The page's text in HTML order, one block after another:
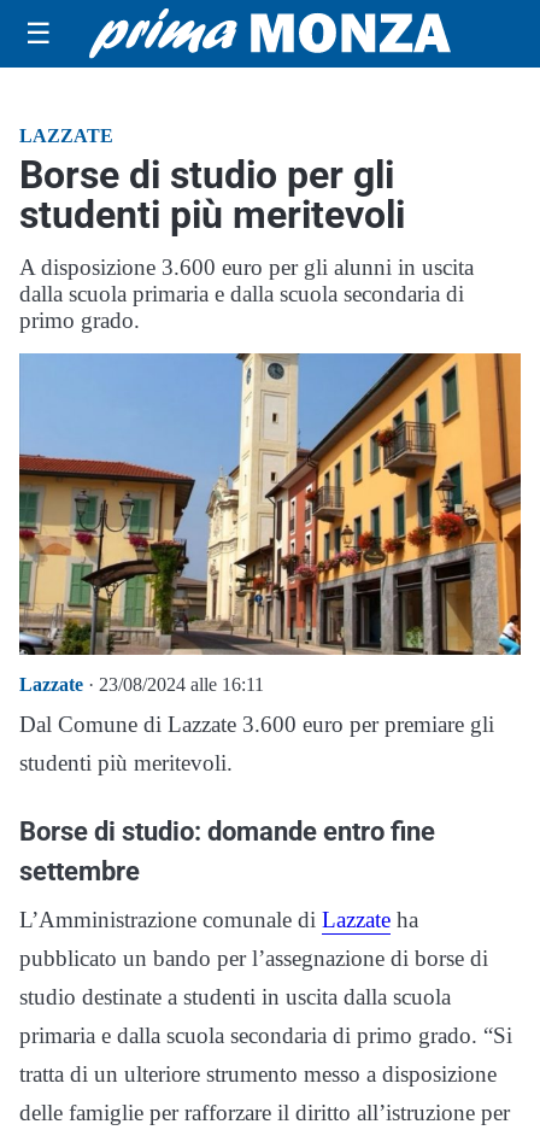
☰
LAZZATE
Borse di studio per gli
studenti più meritevoli
A disposizione 3.600 euro per gli alunni in uscita
dalla scuola primaria e dalla scuola secondaria di
primo grado.
Lazzate · 23/08/2024 alle 16:11
Dal Comune di Lazzate 3.600 euro per premiare gli
studenti più meritevoli.
Borse di studio: domande entro fine
settembre
L’Amministrazione comunale di Lazzate ha
pubblicato un bando per l’assegnazione di borse di
studio destinate a studenti in uscita dalla scuola
primaria e dalla scuola secondaria di primo grado. “Si
tratta di un ulteriore strumento messo a disposizione
delle famiglie per rafforzare il diritto all’istruzione per